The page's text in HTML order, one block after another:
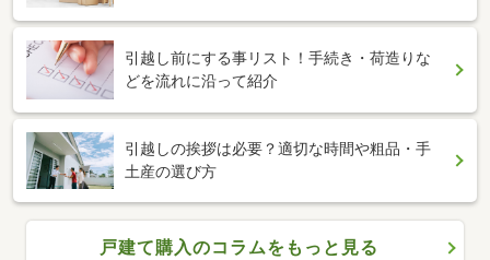
引越し前にする事リスト！手続き・荷造りな
どを流れに沿って紹介
引越しの挨拶は必要？適切な時間や粗品・手
土産の選び方
戸建て購入のコラムをもっと見る